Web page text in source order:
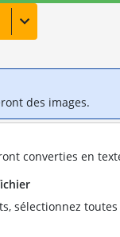
des images.
converties en
sélectionnez